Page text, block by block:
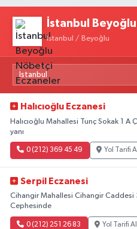
İstanbul
İstanbul / Beyoğlu
Halıcıoğlu Eczanesi
Halıcıoğlu Mahallesi Tunç Sokak 1 A
yanı
0 (212) 369 45 49 Yol Tarifi Al
Serpil Eczanesi
Cihangir Mahallesi Cihangir Caddesi
Cephesinde
0 (212) 251 26 83 Yol Tarifi Al